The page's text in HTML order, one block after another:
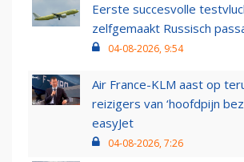
Eerste succesvolle
zelfgemaakt Russisch
04-08-2026, 9:54
Air France-KLM aast op
reizigers van ‘hoofdpijn
easyJet
04-08-2026, 7:26